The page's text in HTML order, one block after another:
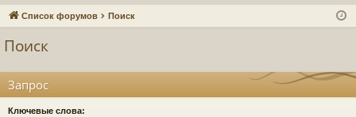
ы ум ьз д ис
ия
Список форумов Поиск
Поиск
Запрос
Ключевые слова: